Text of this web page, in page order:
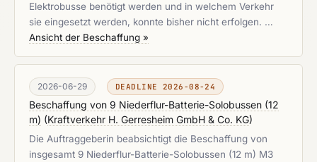
Elektrobusse benötigt werden und in welchem Verkehr
sie eingesetzt werden, konnte bisher nicht erfolgen. …
Ansicht der Beschaffung »
2026-06-29 DEADLINE 2026-08-24
Beschaffung von 9 Niederflur-Batterie-Solobussen (12
m) (Kraftverkehr H. Gerresheim GmbH & Co. KG)
Die Auftraggeberin beabsichtigt die Beschaffung von
insgesamt 9 Niederflur-Batterie-Solobussen (12 m) M3